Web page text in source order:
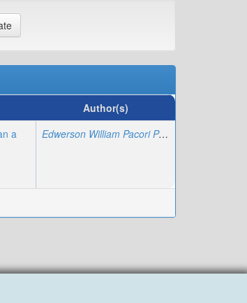
Author(s)
a
Edwerson William Pacori Paricahua